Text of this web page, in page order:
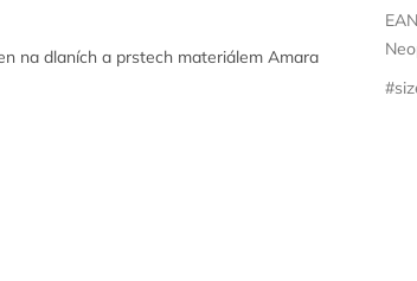
na dlaních a prstech materiálem Amara
EAN